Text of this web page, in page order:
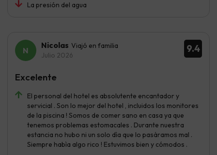
La presión del agua
9.4
Nicolas Viajó en familia
Julio 2026
El personal del hotel es absolutente encantador y
servicial . Son lo mejor del hotel , incluidos los monitores
de la piscina ! Somos de comer sano en casa ya que
tenemos problemas estomacales . Durante nuestra
estancia no hubo ni un solo dìa que lo pasáramos mal .
Siempre habìa algo rico ! Estuvimos bien y cómodos .
Excelente